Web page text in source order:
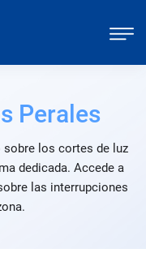
Perales
sobre los cortes de luz
dedicada. Accede a
las interrupciones